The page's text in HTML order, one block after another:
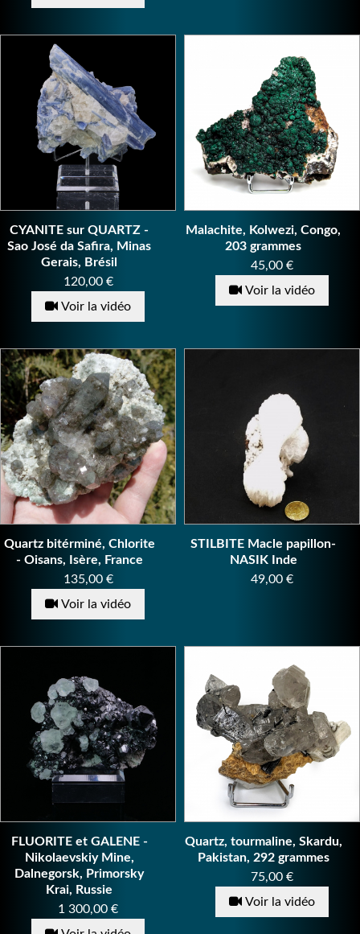
CYANITE sur QUARTZ -
Sao José da Safira, Minas
Gerais, Brésil
Prix
120,00 €
Voir la vidéo
Malachite, Kolwezi, Congo,
203 grammes
Prix
45,00 €
Voir la vidéo
Quartz bitérminé, Chlorite
- Oisans, Isère, France
Prix
135,00 €
Voir la vidéo
STILBITE Macle papillon-
NASIK Inde
Prix
49,00 €
FLUORITE et GALENE -
Nikolaevskiy Mine,
Dalnegorsk, Primorsky
Krai, Russie
Prix
1 300,00 €
Quartz, tourmaline, Skardu,
Pakistan, 292 grammes
Prix
75,00 €
Voir la vidéo